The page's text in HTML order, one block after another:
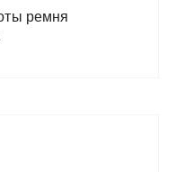
ремня